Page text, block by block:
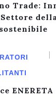
Trade: